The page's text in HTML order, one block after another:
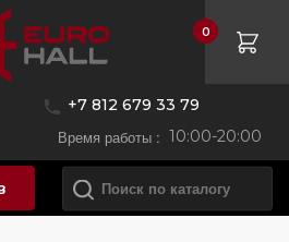
+7 812 679 33 79
Время работы : 10:00-20:00
0